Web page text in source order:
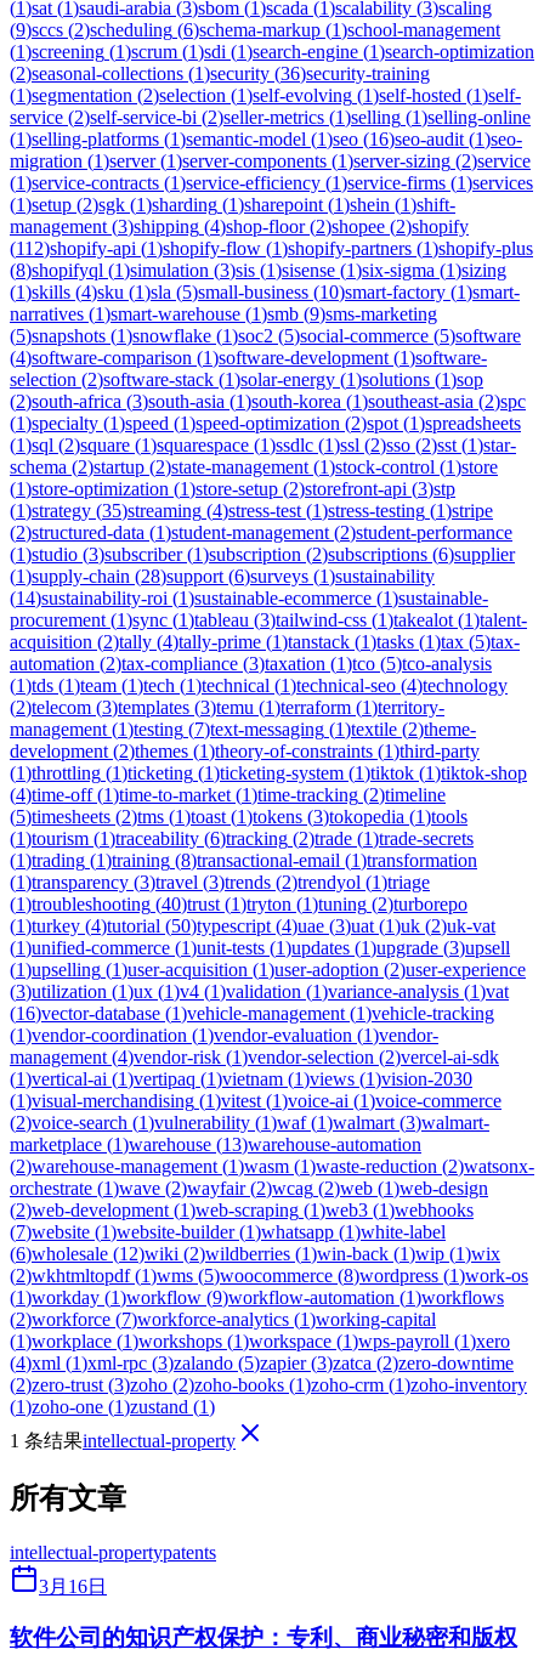
(1)sat (1)saudi-arabia (3)sbom (1)scada (1)scalability (3)scaling
(9)sccs (2)scheduling (6)schema-markup (1)school-management
(1)screening (1)scrum (1)sdi (1)search-engine (1)search-optimization
(2)seasonal-collections (1)security (36)security-training
(1)segmentation (2)selection (1)self-evolving (1)self-hosted (1)self-
service (2)self-service-bi (2)seller-metrics (1)selling (1)selling-online
(1)selling-platforms (1)semantic-model (1)seo (16)seo-audit (1)seo-
migration (1)server(1)server-components (1)server-sizing (2)service
(1)service-contracts (1)service-efficiency (1)service-firms (1)services
(1)setup (2)sgk (1)sharding (1)sharepoint (1)shein (1)shift-
management (3)shipping (4)shop-floor(2)shopee (2)shopify
(112)shopify-api (1)shopify-flow (1)shopify-partners (1)shopify-plus
(8)shopifyql (1)simulation (3)sis (1)sisense (1)six-sigma (1)sizing
(1)skills (4)sku (1)sla (5)small-business (10)smart-factory (1)smart-
narratives (1)smart-warehouse (1)smb (9)sms-marketing
(5)snapshots (1)snowflake (1)soc2 (5)social-commerce (5)software
(4)software-comparison (1)software-development (1)software-
selection (2)software-stack (1)solar-energy (1)solutions (1)sop
(2)south-africa (3)south-asia (1)south-korea (1)southeast-asia (2)spc
(1)specialty (1)speed (1)speed-optimization (2)spot (1)spreadsheets
(1)sql (2)square (1)squarespace (1)ssdlc (1)ssl (2)sso (2)sst (1)star-
schema (2)startup (2)state-management (1)stock-control (1)store
(1)store-optimization (1)store-setup (2)storefront-api (3)stp
(1)strategy (35)streaming (4)stress-test (1)stress-testing (1)stripe
(2)structured-data (1)student-management (2)student-performance
(1)studio (3)subscriber(1)subscription (2)subscriptions (6)supplier
(1)supply-chain (28)support (6)surveys (1)sustainability
(14)sustainability-roi (1)sustainable-ecommerce (1)sustainable-
procurement (1)sync (1)tableau (3)tailwind-css (1)takealot (1)talent-
acquisition (2)tally (4)tally-prime (1)tanstack (1)tasks (1)tax (5)tax-
automation (2)tax-compliance (3)taxation (1)tco (5)tco-analysis
(1)tds (1)team (1)tech (1)technical (1)technical-seo (4)technology
(2)telecom (3)templates (3)temu (1)terraform (1)territory-
management (1)testing (7)text-messaging (1)textile (2)theme-
development (2)themes (1)theory-of-constraints (1)third-party
(1)throttling (1)ticketing (1)ticketing-system (1)tiktok (1)tiktok-shop
(4)time-off(1)time-to-market (1)time-tracking (2)timeline
(5)timesheets (2)tms (1)toast (1)tokens (3)tokopedia (1)tools
(1)tourism (1)traceability (6)tracking (2)trade (1)trade-secrets
(1)trading (1)training (8)transactional-email (1)transformation
(1)transparency (3)travel (3)trends (2)trendyol (1)triage
(1)troubleshooting (40)trust (1)tryton (1)tuning (2)turborepo
(1)turkey (4)tutorial (50)typescript (4)uae (3)uat (1)uk (2)uk-vat
(1)unified-commerce (1)unit-tests (1)updates (1)upgrade (3)upsell
(1)upselling (1)user-acquisition (1)user-adoption (2)user-experience
(3)utilization (1)ux (1)v4 (1)validation (1)variance-analysis (1)vat
(16)vector-database (1)vehicle-management (1)vehicle-tracking
(1)vendor-coordination (1)vendor-evaluation (1)vendor-
management (4)vendor-risk (1)vendor-selection (2)vercel-ai-sdk
(1)vertical-ai (1)vertipaq (1)vietnam (1)views (1)vision-2030
(1)visual-merchandising (1)vitest (1)voice-ai (1)voice-commerce
(2)voice-search (1)vulnerability (1)waf(1)walmart (3)walmart-
marketplace (1)warehouse (13)warehouse-automation
(2)warehouse-management (1)wasm (1)waste-reduction (2)watsonx-
orchestrate (1)wave (2)wayfair(2)wcag (2)web (1)web-design
(2)web-development (1)web-scraping (1)web3 (1)webhooks
(7)website (1)website-builder(1)whatsapp (1)white-label
(6)wholesale (12)wiki (2)wildberries (1)win-back (1)wip (1)wix
(2)wkhtmltopdf(1)wms (5)woocommerce (8)wordpress (1)work-os
(1)workday (1)workflow (9)workflow-automation (1)workflows
(2)workforce (7)workforce-analytics (1)working-capital
(1)workplace (1)workshops (1)workspace (1)wps-payroll (1)xero
(4)xml (1)xml-rpc (3)zalando (5)zapier(3)zatca (2)zero-downtime
(2)zero-trust (3)zoho (2)zoho-books (1)zoho-crm (1)zoho-inventory
(1)zoho-one (1)zustand (1)
1 条结果intellectual-property
所有文章
intellectual-propertypatents
3月16日
软件公司的知识产权保护：专利、商业秘密和版权